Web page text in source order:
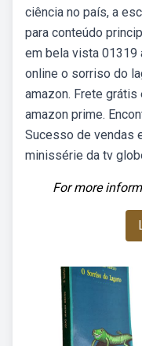
ciência no país, a
para conteúdo
em bela vista 01319
online o sorriso do
amazon. Frete
amazon prime.
Sucesso de vendas
minissérie da tv
For more